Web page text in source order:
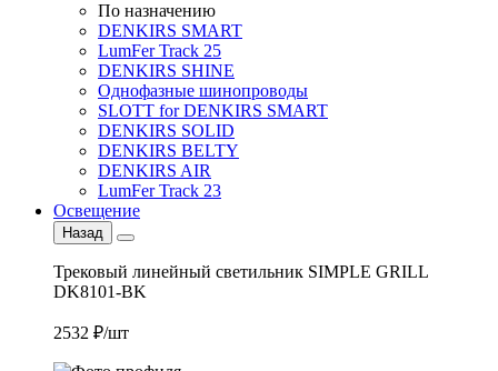
По назначению
DENKIRS SMART
LumFer Track 25
DENKIRS SHINE
Однофазные шинопроводы
SLOTT for DENKIRS SMART
DENKIRS SOLID
DENKIRS BELTY
DENKIRS AIR
LumFer Track 23
Освещение
Назад
Трековый линейный светильник SIMPLE GRILL
DK8101-BK
2532 ₽/шт